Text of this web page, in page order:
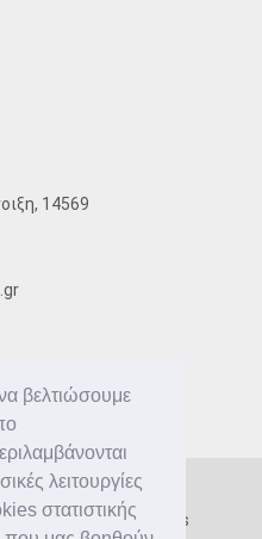
βελτιώσουμε
λειτουργίες
στατιστικής
14569
Expert. All rights